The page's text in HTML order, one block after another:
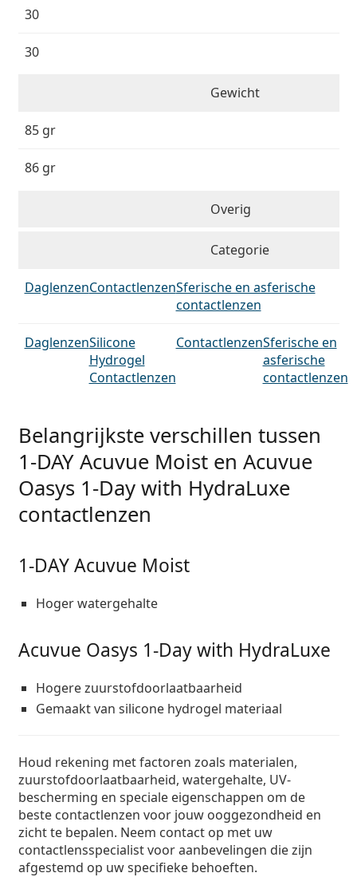
30
30
Gewicht
85 gr
86 gr
Overig
Categorie
DaglenzenContactlenzenSferische en asferische
contactlenzen
DaglenzenSilicone
Hydrogel
Contactlenzen
ContactlenzenSferische en
asferische
contactlenzen
Belangrijkste verschillen tussen
1-DAY Acuvue Moist en Acuvue
Oasys 1-Day with HydraLuxe
contactlenzen
1-DAY Acuvue Moist
Hoger watergehalte
Acuvue Oasys 1-Day with HydraLuxe
Hogere zuurstofdoorlaatbaarheid
Gemaakt van silicone hydrogel materiaal
Houd rekening met factoren zoals materialen,
zuurstofdoorlaatbaarheid, watergehalte, UV-
bescherming en speciale eigenschappen om de
beste contactlenzen voor jouw ooggezondheid en
zicht te bepalen. Neem contact op met uw
contactlensspecialist voor aanbevelingen die zijn
afgestemd op uw specifieke behoeften.